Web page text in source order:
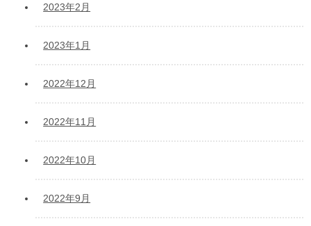
2023年2月
2023年1月
2022年12月
2022年11月
2022年10月
2022年9月